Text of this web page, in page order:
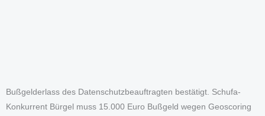
Bußgelderlass des Datenschutzbeauftragten bestätigt. Schufa-
Konkurrent Bürgel muss 15.000 Euro Bußgeld wegen Geoscoring